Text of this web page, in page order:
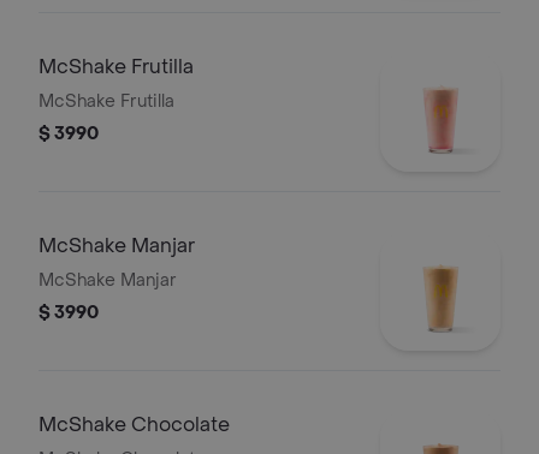
McShake Frutilla
McShake Frutilla
$ 3990
McShake Manjar
McShake Manjar
$ 3990
McShake Chocolate